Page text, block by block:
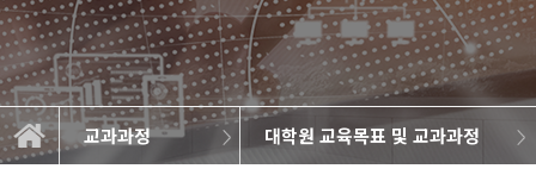
교과과정 대학원 교육목표 및 교과과정
학과소개
교과과정
학사정보
정보광장
커뮤니티
학부 교육목표
학부 교과연계도
학부 교과과정
대학원 교육목표 및 교과과정